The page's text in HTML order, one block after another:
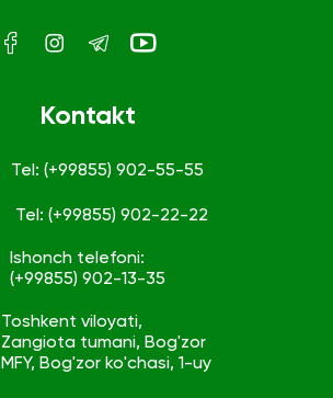
Kontakt
Tel: (+99855) 902-55-55
Tel: (+99855) 902-22-22
Ishonch telefoni:
(+99855) 902-13-35
Toshkent viloyati,
Zangiota tumani, Bog'zor
MFY, Bog'zor ko'chasi, 1-uy